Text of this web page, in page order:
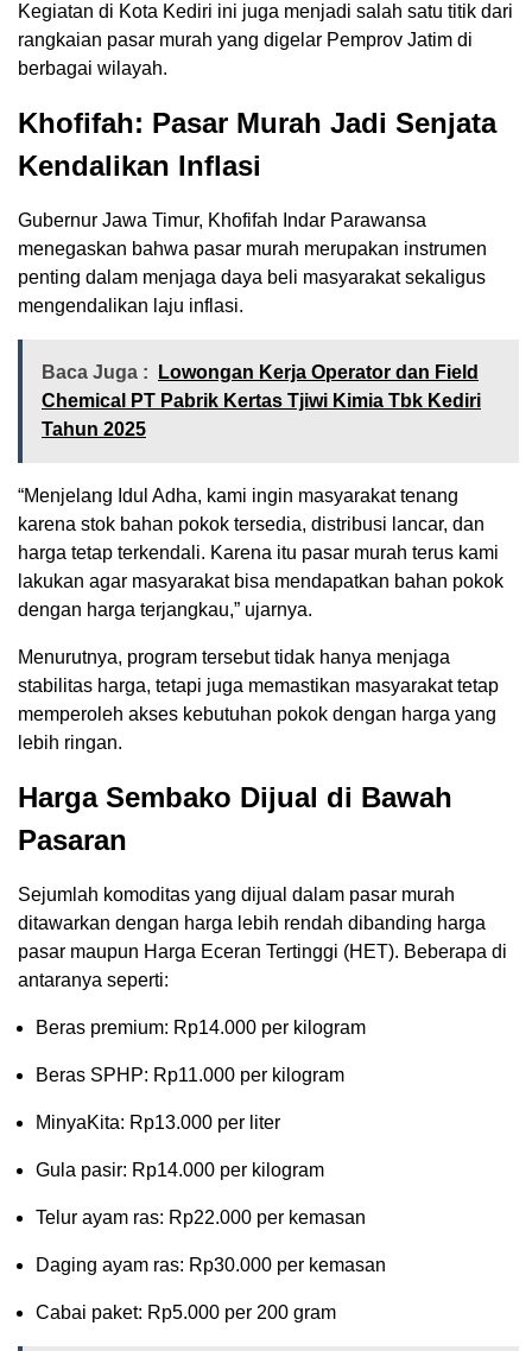
Kegiatan di Kota Kediri ini juga menjadi salah satu titik dari
rangkaian pasar murah yang digelar Pemprov Jatim di
berbagai wilayah.
Khofifah: Pasar Murah Jadi Senjata
Kendalikan Inflasi
Gubernur Jawa Timur, Khofifah Indar Parawansa
menegaskan bahwa pasar murah merupakan instrumen
penting dalam menjaga daya beli masyarakat sekaligus
mengendalikan laju inflasi.
Baca Juga :
Lowongan Kerja Operator dan Field
Chemical PT Pabrik Kertas Tjiwi Kimia Tbk Kediri
Tahun 2025
“Menjelang Idul Adha, kami ingin masyarakat tenang
karena stok bahan pokok tersedia, distribusi lancar, dan
harga tetap terkendali. Karena itu pasar murah terus kami
lakukan agar masyarakat bisa mendapatkan bahan pokok
dengan harga terjangkau,” ujarnya.
Menurutnya, program tersebut tidak hanya menjaga
stabilitas harga, tetapi juga memastikan masyarakat tetap
memperoleh akses kebutuhan pokok dengan harga yang
lebih ringan.
Harga Sembako Dijual di Bawah
Pasaran
Sejumlah komoditas yang dijual dalam pasar murah
ditawarkan dengan harga lebih rendah dibanding harga
pasar maupun Harga Eceran Tertinggi (HET). Beberapa di
antaranya seperti:
Beras premium: Rp14.000 per kilogram
Beras SPHP: Rp11.000 per kilogram
MinyaKita: Rp13.000 per liter
Gula pasir: Rp14.000 per kilogram
Telur ayam ras: Rp22.000 per kemasan
Daging ayam ras: Rp30.000 per kemasan
Cabai paket: Rp5.000 per 200 gram